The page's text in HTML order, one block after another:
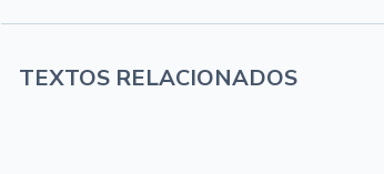
TEXTOS RELACIONADOS